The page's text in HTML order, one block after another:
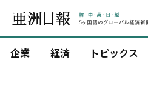
企業 経済 トピックス